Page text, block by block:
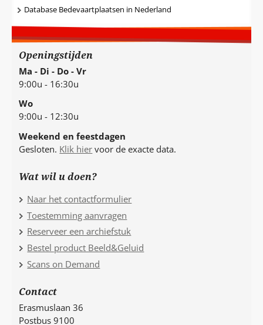
Database Bedevaartplaatsen in Nederland
Openingstijden
Ma - Di - Do - Vr
9:00u - 16:30u
Wo
9:00u - 12:30u
Weekend en feestdagen
Gesloten. Klik hier voor de exacte data.
Wat wil u doen?
Naar het contactformulier
Toestemming aanvragen
Reserveer een archiefstuk
Bestel product Beeld&Geluid
Scans on Demand
Contact
Erasmuslaan 36
Postbus 9100